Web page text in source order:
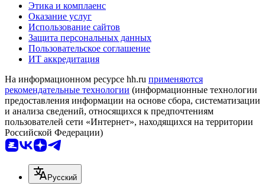
Этика и комплаенс
Оказание услуг
Использование сайтов
Защита персональных данных
Пользовательское соглашение
ИТ аккредитация
На информационном ресурсе hh.ru применяются
рекомендательные технологии (информационные технологии
предоставления информации на основе сбора, систематизации
и анализа сведений, относящихся к предпочтениям
пользователей сети «Интернет», находящихся на территории
Российской Федерации)
Русский